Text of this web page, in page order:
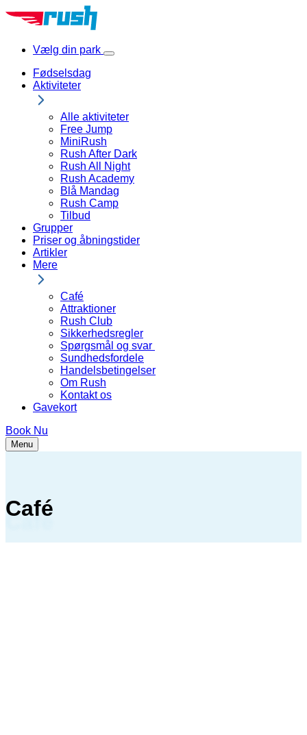
Spring
Vælg din park
Show
Fødselsdag
Aktiviteter
Alle aktiviteter
Free Jump
MiniRush
Rush After Dark
Rush All Night
Rush Academy
Blå Mandag
Rush Camp
Tilbud
Grupper
Priser og åbningstider
Artikler
Mere
Café
Attraktioner
Rush Club
Sikkerhedsregler
Spørgsmål og svar
Sundhedsfordele
Handelsbetingelser
Om Rush
Kontakt os
Gavekort
Book Nu
Åbn
menu
Luk
menu
Menu
Café